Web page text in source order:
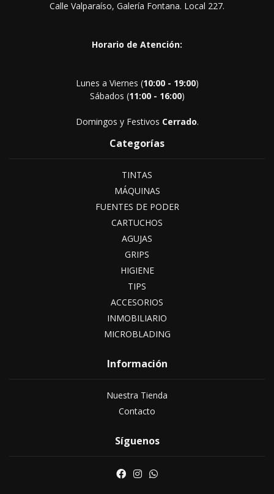
Calle Valparaíso, Galería Fontana. Local 227.
Horario de Atención:
Lunes a Viernes (10:00 - 19:00)
Sábados (11:00 - 16:00)
Domingos y Festivos Cerrado.
Categorías
TINTAS
MÁQUINAS
FUENTES DE PODER
CARTUCHOS
AGUJAS
GRIPS
HIGIENE
TIPS
ACCESORIOS
INMOBILIARIO
MICROBLADING
Información
Nuestra Tienda
Contacto
Síguenos